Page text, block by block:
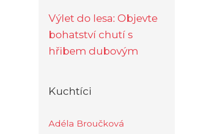
Výlet do lesa: Objevte
bohatství chutí s
hřibem dubovým
Kuchtíci
Adéla Broučková